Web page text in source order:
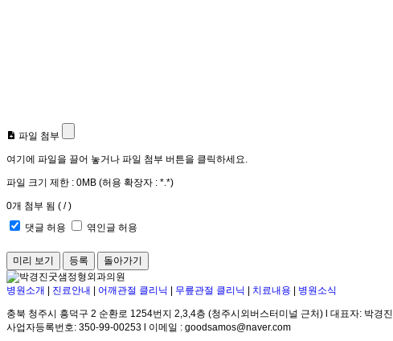
파일 첨부
여기에 파일을 끌어 놓거나 파일 첨부 버튼을 클릭하세요.
파일 크기 제한 : 0MB (허용 확장자 : *.*)
0개 첨부 됨 ( /)
댓글 허용
엮인글 허용
돌아가기
병원소개 진료안내 어깨관절 클리닉 무릎관절 클리닉 치료내용 병원소식
충북 청주시 흥덕구 2 순환로 1254번지 2,3,4층 (청주시외버스터미널 근처) l 대표자: 박경진
사업자등록번호: 350-99-00253 l 이메일 : goodsamos@naver.com